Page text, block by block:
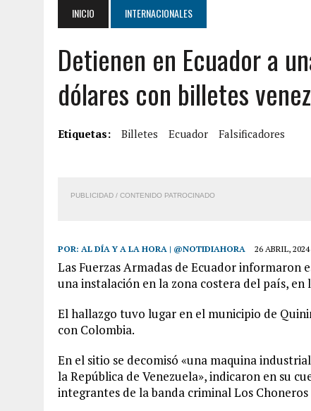
6 AGOSTO, 2026 | BARINAS: ADOLESCENTE SE QUITÓ LA VIDA TRAS
6 AGOSTO, 2026
CONMOCIÓN EN COLORADO POR ASESINATO DE
5 AGOSTO, 2026 | PRESUNTO BROTE PSICÓTICO POR FALTA DE
5 AGOSTO, 2026
HORROR EN BARINAS: UN HOMBRE INDUJO AL
7 AGOSTO, 2026
INICIO INTERNACIONALES
Detienen en Ecuador a
dólares con billetes
Etiquetas: Billetes Ecuador Falsificadores
PUBLICIDAD / CONTENIDO PATROCINADO
POR: AL DÍA Y A LA HORA | @NOTIDIAHORA 26 ABRIL, 2024
Las Fuerzas Armadas de Ecuador informaron
una instalación en la zona costera del país,
El hallazgo tuvo lugar en el municipio de
con Colombia.
En el sitio se decomisó «una maquina
la República de Venezuela», indicaron en su
integrantes de la banda criminal Los